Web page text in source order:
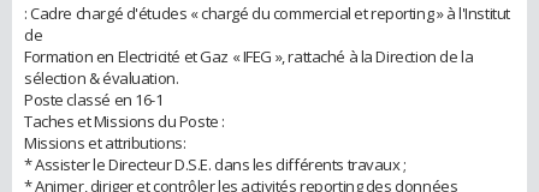
: Cadre chargé d'études « chargé du commercial et reporting » à l'Institut
de
Formation en Electricité et Gaz « IFEG », rattaché à la Direction de la
sélection & évaluation.
Poste classé en 16-1
Taches et Missions du Poste :
Missions et attributions:
* Assister le Directeur D.S.E. dans les différents travaux ;
* Animer, diriger et contrôler les activités reporting des données